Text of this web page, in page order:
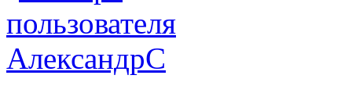
АлександрС